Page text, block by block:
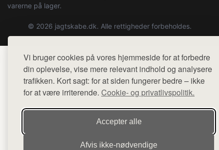
Vi bruger cookies på vores hjemmeside for at forbedre
din oplevelse, vise mere relevant indhold og analysere
trafikken. Kort sagt: for at siden fungerer bedre – ikke
for at være irriterende. Cookie- og privatlivspolitik.
Accepter alle
Afvis ikke‑nødvendige
varerne på lager.
© 2026 jagtskabe.dk. Alle rettigheder forbeholdes.